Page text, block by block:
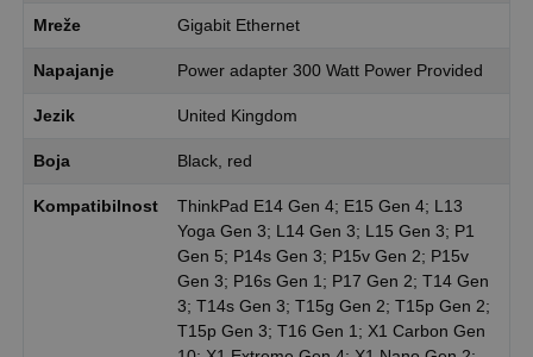
Mreže Gigabit Ethernet
Napajanje Power adapter 300 Watt Power Provided
Jezik United Kingdom
Boja Black, red
Kompatibilnost
ThinkPad E14 Gen 4; E15 Gen 4; L13
Yoga Gen 3; L14 Gen 3; L15 Gen 3; P1
Gen 5; P14s Gen 3; P15v Gen 2; P15v
Gen 3; P16s Gen 1; P17 Gen 2; T14 Gen
3; T14s Gen 3; T15g Gen 2; T15p Gen 2;
T15p Gen 3; T16 Gen 1; X1 Carbon Gen